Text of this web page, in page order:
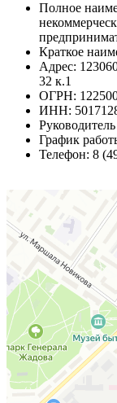
Полное
Краткое
Адрес:
32 к.1
ОГРН:
ИНН:
График
Телефон: 8